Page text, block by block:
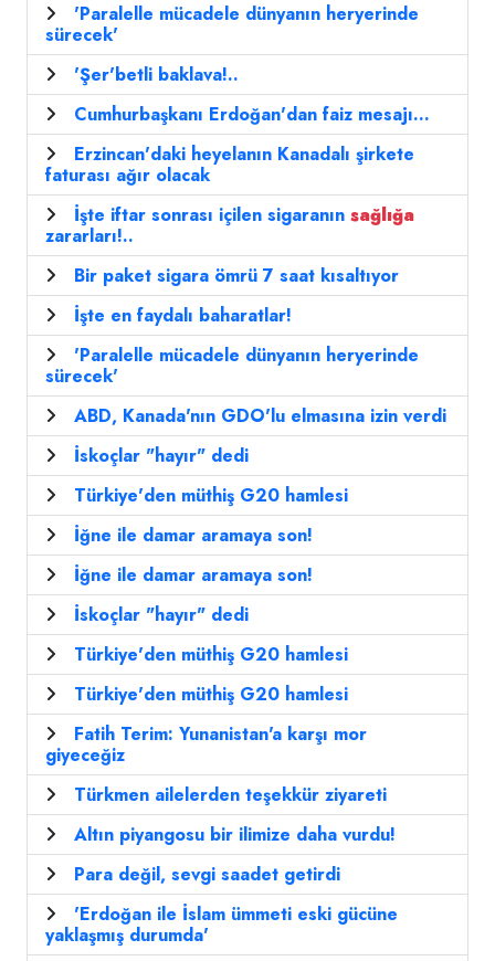
'Paralelle mücadele dünyanın heryerinde
sürecek'
'Şer'betli baklava!..
Cumhurbaşkanı Erdoğan'dan faiz mesajı...
Erzincan'daki heyelanın Kanadalı şirkete
faturası ağır olacak
İşte iftar sonrası içilen sigaranın sağlığa
zararları!..
Bir paket sigara ömrü 7 saat kısaltıyor
İşte en faydalı baharatlar!
'Paralelle mücadele dünyanın heryerinde
sürecek'
ABD, Kanada'nın GDO'lu elmasına izin verdi
İskoçlar "hayır" dedi
Türkiye'den müthiş G20 hamlesi
İğne ile damar aramaya son!
İğne ile damar aramaya son!
İskoçlar "hayır" dedi
Türkiye'den müthiş G20 hamlesi
Türkiye'den müthiş G20 hamlesi
Fatih Terim: Yunanistan'a karşı mor
giyeceğiz
Türkmen ailelerden teşekkür ziyareti
Altın piyangosu bir ilimize daha vurdu!
Para değil, sevgi saadet getirdi
'Erdoğan ile İslam ümmeti eski gücüne
yaklaşmış durumda'